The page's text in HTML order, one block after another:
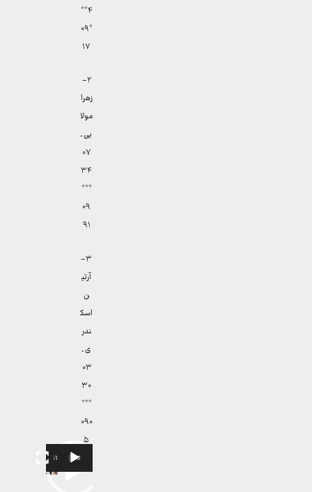
۴**
*۰۹
۱۷
۲-
زهرا
مولا
یی ـ
۰۷
۳۴
***
۰۹
۹۱
۳-
آرتی
ن
اسک
ندر
ی ـ
۰۳
۳۰
***
۰۹۰
۵
نمایشگر
00:00
00:51